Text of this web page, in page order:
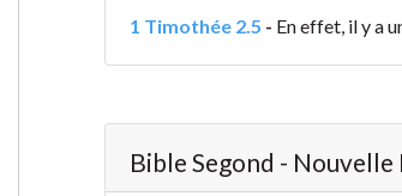
1 Timothée 2.5 - En effet, il y a
Bible Segond -